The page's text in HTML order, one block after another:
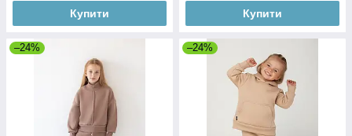
Купити Купити
–24% –24%